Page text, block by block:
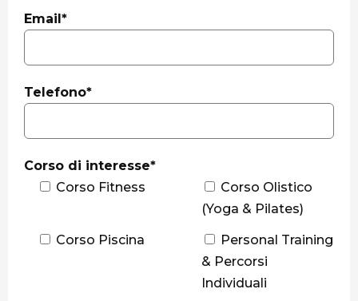
Email*
Telefono*
Corso di interesse*
Corso Fitness
Corso Olistico
(Yoga & Pilates)
Corso Piscina
Personal Training
& Percorsi
Individuali